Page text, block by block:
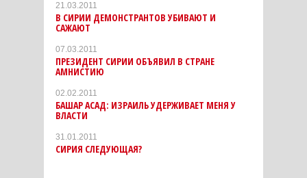
21.03.2011
В СИРИИ ДЕМОНСТРАНТОВ УБИВАЮТ И
САЖАЮТ
07.03.2011
ПРЕЗИДЕНТ СИРИИ ОБЪЯВИЛ В СТРАНЕ
АМНИСТИЮ
02.02.2011
БАШАР АСАД: ИЗРАИЛЬ УДЕРЖИВАЕТ МЕНЯ У
ВЛАСТИ
31.01.2011
СИРИЯ СЛЕДУЮЩАЯ?